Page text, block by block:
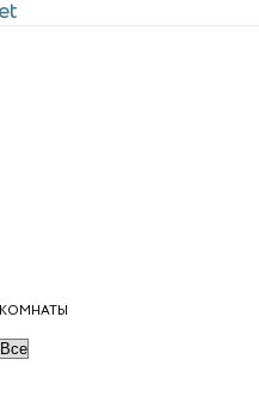
КОМНАТЫ